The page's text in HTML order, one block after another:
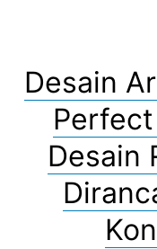
Desain
Desain